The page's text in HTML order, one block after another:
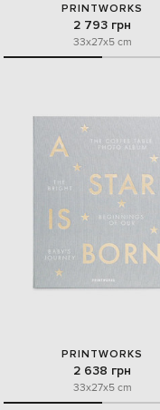
PRINTWORKS
2 793 грн
33x27x5 cm
PRINTWORKS
2 638 грн
33x27x5 cm